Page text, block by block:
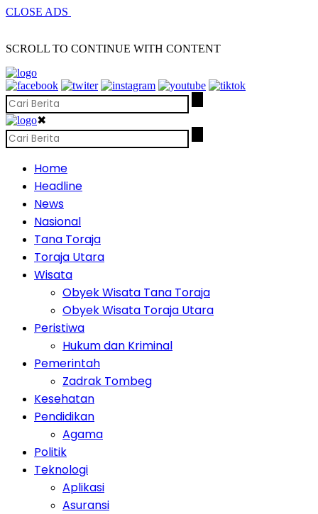
CLOSE ADS
SCROLL TO CONTINUE WITH CONTENT
✖
Home
Headline
News
Nasional
Tana Toraja
Toraja Utara
Wisata
Obyek Wisata Tana Toraja
Obyek Wisata Toraja Utara
Peristiwa
Hukum dan Kriminal
Pemerintah
Zadrak Tombeg
Kesehatan
Pendidikan
Agama
Politik
Teknologi
Aplikasi
Asuransi